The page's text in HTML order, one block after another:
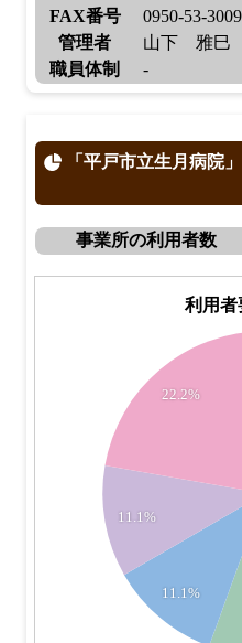
FAX番号
0950-53-3009
管理者
山下 雅巳
職員体制
-
「平戸市立生月病院
事業所の利用者数
利用者
11.1%
11.1%
22.2%